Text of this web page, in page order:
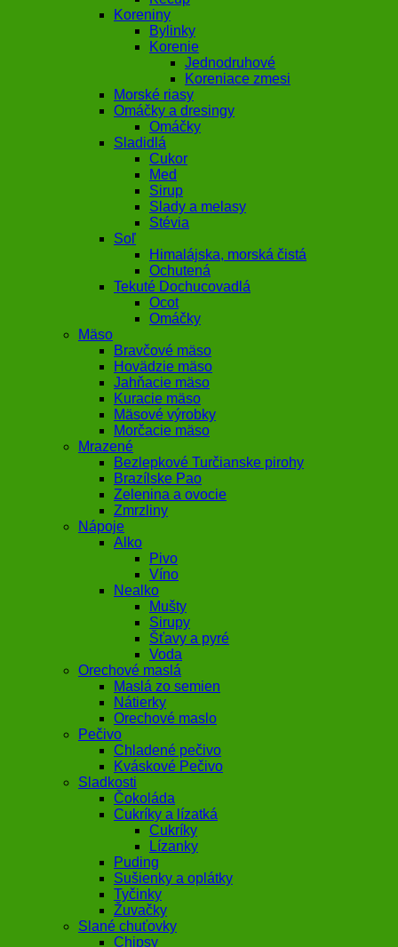
Koreniny
Bylinky
Korenie
Jednodruhové
Koreniace zmesi
Morské riasy
Omáčky a dresingy
Omáčky
Sladidlá
Cukor
Med
Sirup
Slady a melasy
Stévia
Soľ
Himalájska, morská čistá
Ochutená
Tekuté Dochucovadlá
Ocot
Omáčky
Mäso
Bravčové mäso
Hovädzie mäso
Jahňacie mäso
Kuracie mäso
Mäsové výrobky
Morčacie mäso
Mrazené
Bezlepkové Turčianske pirohy
Brazílske Pao
Zelenina a ovocie
Zmrzliny
Nápoje
Alko
Pivo
Víno
Nealko
Mušty
Sirupy
Šťavy a pyré
Voda
Orechové maslá
Maslá zo semien
Nátierky
Orechové maslo
Pečivo
Chladené pečivo
Kváskové Pečivo
Sladkosti
Čokoláda
Cukríky a lízatká
Cukríky
Lízanky
Puding
Sušienky a oplátky
Tyčinky
Žuvačky
Slané chuťovky
Chipsy